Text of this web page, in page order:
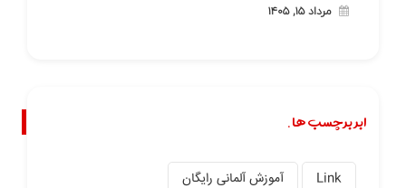
مرداد ۱۵, ۱۴۰۵
ابر برچسب ها.
Link آموزش آلمانی رایگان